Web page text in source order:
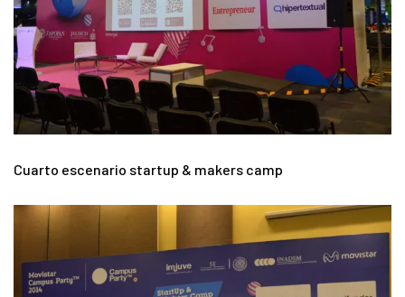
Cuarto escenario startup & makers camp